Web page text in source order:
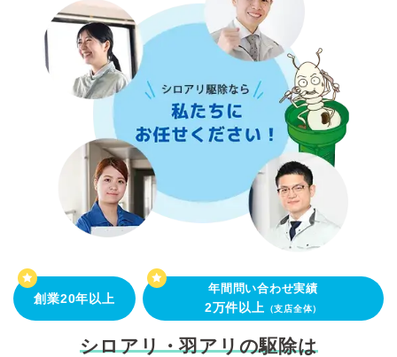
創業20年以上
年間問い合わせ実績
2万件以上 （支店全体）
シロアリ・羽アリの駆除は